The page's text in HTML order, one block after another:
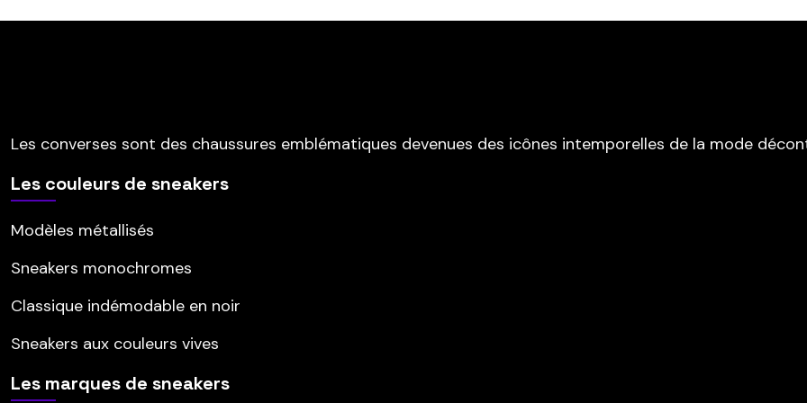
Les converses sont des chaussures emblématiques devenues des icônes intemporelles de la mode
Les couleurs de sneakers
Modèles métallisés
Sneakers monochromes
Classique indémodable en noir
Sneakers aux couleurs vives
Les marques de sneakers